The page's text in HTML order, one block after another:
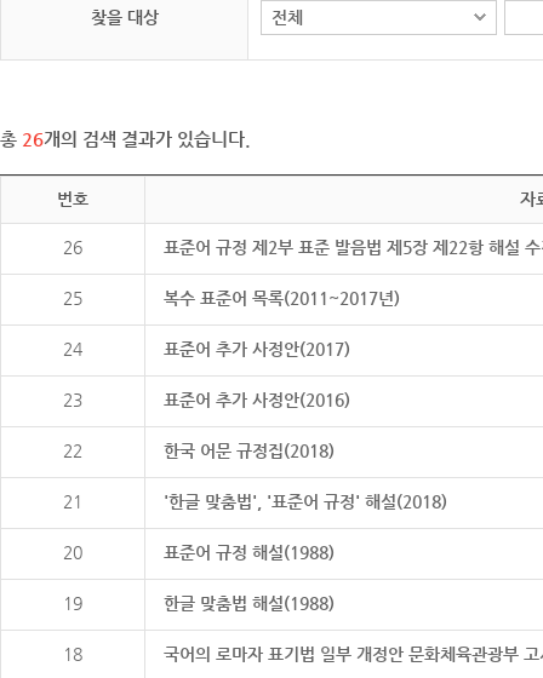
찾을 대상
총 26개의 검색 결과가 있습니다.
번호 자
26 표준어 규정 제2부 표준 발음법 제5장 제22항 해설
25 복수 표준어 목록(2011~2017년)
24 표준어 추가 사정안(2017)
23 표준어 추가 사정안(2016)
22 한국 어문 규정집(2018)
21 '한글 맞춤법', '표준어 규정' 해설(2018)
20 표준어 규정 해설(1988)
19 한글 맞춤법 해설(1988)
18 국어의 로마자 표기법 일부 개정안 문화체육관광부